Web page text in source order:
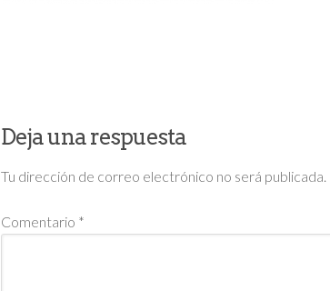
Deja una respuesta
Tu dirección de correo electrónico no será publicada.
Comentario *